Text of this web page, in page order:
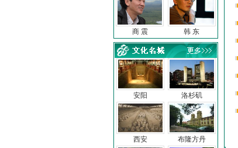
商 震 韩 东
安阳
西安
洛杉矶
布隆方丹